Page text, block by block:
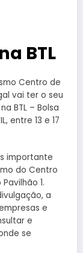
BTL
Centro de
vai ter o seu
BTL – Bolsa
entre 13 e 17
importante
do Centro
1.
a
e
e
se